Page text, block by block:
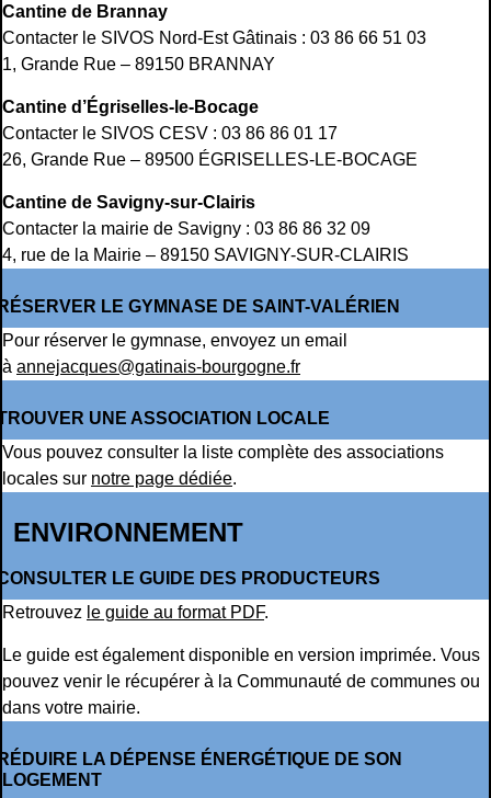
Cantine de Brannay
Contacter le SIVOS Nord-Est Gâtinais : 03 86 66 51 03
1, Grande Rue – 89150 BRANNAY
Cantine d’Égriselles-le-Bocage
Contacter le SIVOS CESV : 03 86 86 01 17
26, Grande Rue – 89500 ÉGRISELLES-LE-BOCAGE
Cantine de Savigny-sur-Clairis
Contacter la mairie de Savigny : 03 86 86 32 09
4, rue de la Mairie – 89150 SAVIGNY-SUR-CLAIRIS
LE GYMNASE DE SAINT-VALÉRIEN
Pour réserver le gymnase, envoyez un email
à annejacques@gatinais-bourgogne.fr
UNE ASSOCIATION LOCALE
Vous pouvez consulter la liste complète des associations
locales sur notre page dédiée.
ENVIRONNEMENT
LE GUIDE DES PRODUCTEURS
Retrouvez le guide au format PDF.
Le guide est également disponible en version imprimée. Vous
pouvez venir le récupérer à la Communauté de communes ou
dans votre mairie.
LA DÉPENSE ÉNERGÉTIQUE DE SON
LOGEMENT